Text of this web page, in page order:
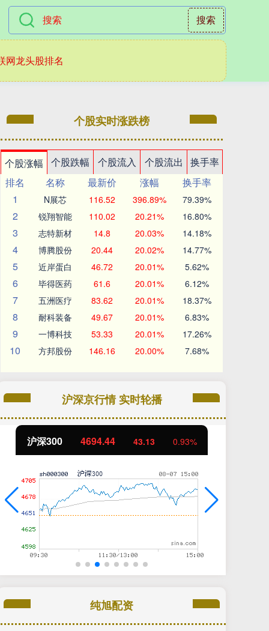
搜索
网龙头股排名
个股实时涨跌榜
个股涨幅 个股跌幅 个股流入 个股流出
换手率
排名
名称 最新价 涨幅
换手率
1
N展芯 116.52 396.89% 79.39%
2 锐翔智能 110.02 20.21% 16.80%
3 志特新材 14.8 20.03% 14.18%
4 博腾股份 20.44 20.02% 14.77%
5 近岸蛋白 46.72 20.01% 5.62%
6 毕得医药 61.6 20.01% 6.12%
7 五洲医疗 83.62 20.01% 18.37%
8 耐科装备 49.67 20.01% 6.83%
9 一博科技 53.33 20.01% 17.26%
10 方邦股份 146.16 20.00% 7.68%
沪深京行情 实时轮播
沪深300 4694.44 43.13 0.93%
纯旭配资